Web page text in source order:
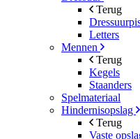
Terug
Letters
Mennen
Terug
Kegels
Staanders
Spelmateriaal
Hindernisopslag
Terug
Vaste